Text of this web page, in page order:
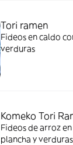
Tori ramen
Fideos en caldo
verduras
Komeko Tori
Fideos de arroz
plancha y verduras